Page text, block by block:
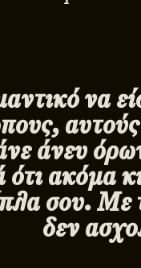
να
αυτούς
άνευ
ότι ακόμα
σου.
δεν